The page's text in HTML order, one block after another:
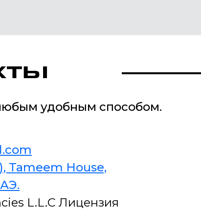
удобным способом.
Tameem House,
L.L.C Лицензия